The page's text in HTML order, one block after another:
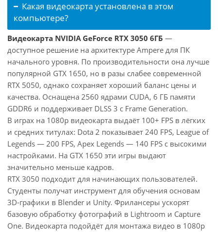
Какая видеокарта установлена в этом
компьютере?
Видеокарта NVIDIA GeForce RTX 3050 6ГБ —
доступное решение на архитектуре Ampere для ПК
начального уровня. По производительности она лучше
популярной GTX 1650, но в разы слабее современной
RTX 5050, однако сохраняет хороший баланс цены и
качества. Оснащена 2560 ядрами CUDA, 6 ГБ памяти
GDDR6 и поддерживает DLSS 3 с Frame Generation.
В играх на 1080p видеокарта выдаёт 100+ FPS в лёгких
и средних титулах: Dota 2 показывает 240 FPS, League of
Legends — 200 FPS, Apex Legends — 140 FPS с высокими
настройками. На GTX 1650 эти игры выдают
значительно меньше кадров.
RTX 3050 подходит для начинающих пользователей.
Студенты получат инструмент для обучения основам
3D-графики в Blender и Unity. Фрилансеры ускорят
базовую обработку фотографий в Lightroom и Capture
One. Видеокарта подойдёт для монтажа видео в 1080p